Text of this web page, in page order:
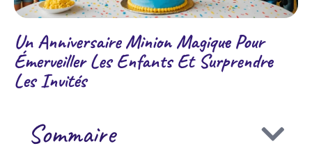
Un Anniversaire Minion Magique Pour
Émerveiller Les Enfants Et Surprendre
Les Invités
Sommaire